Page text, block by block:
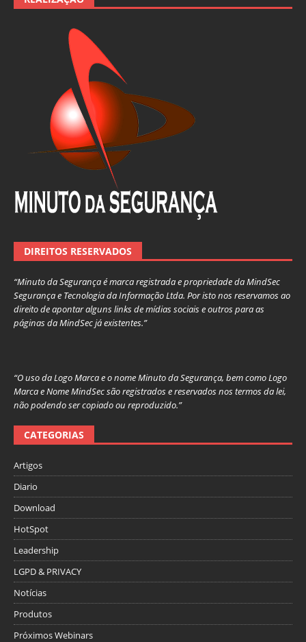
DIREITOS RESERVADOS
“Minuto da Segurança é marca registrada e propriedade da MindSec
Segurança e Tecnologia da Informação Ltda. Por isto nos reservamos ao
direito de apontar alguns links de mídias sociais e outros para as
páginas da MindSec já existentes.”
“O uso da Logo Marca e o nome Minuto da Segurança, bem como Logo
Marca e Nome MindSec são registrados e reservados nos termos da lei,
não podendo ser copiado ou reproduzido.”
CATEGORIAS
Artigos
Diario
Download
HotSpot
Leadership
LGPD & PRIVACY
Notícias
Produtos
Próximos Webinars